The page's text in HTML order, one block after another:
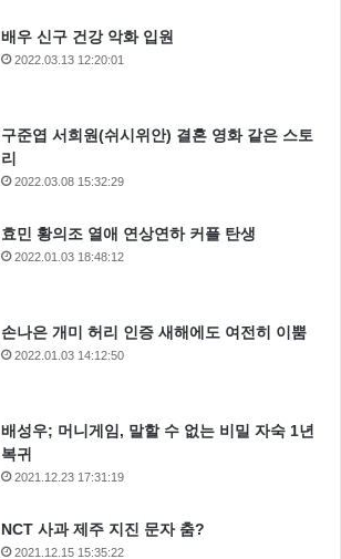
배우 신구 건강 악화 입원
2022.03.13 12:20:01
구준엽 서희원(쉬시위안) 결혼 영화 같은 스토
리
2022.03.08 15:32:29
효민 황의조 열애 연상연하 커플 탄생
2022.01.03 18:48:12
손나은 개미 허리 인증 새해에도 여전히 이뿜
2022.01.03 14:12:50
배성우; 머니게임, 말할 수 없는 비밀 자숙 1년
복귀
2021.12.23 17:31:19
NCT 사과 제주 지진 문자 춤?
2021.12.15 15:35:22